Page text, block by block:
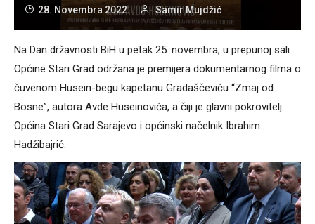
28. Novembra 2022. Samir Mujdžić
Na Dan državnosti BiH u petak 25. novembra, u prepunoj sali
Općine Stari Grad održana je premijera dokumentarnog filma o
čuvenom Husein-begu kapetanu Gradaščeviću “Zmaj od
Bosne”, autora Avde Huseinovića, a čiji je glavni pokrovitelj
Općina Stari Grad Sarajevo i općinski načelnik Ibrahim
Hadžibajrić.